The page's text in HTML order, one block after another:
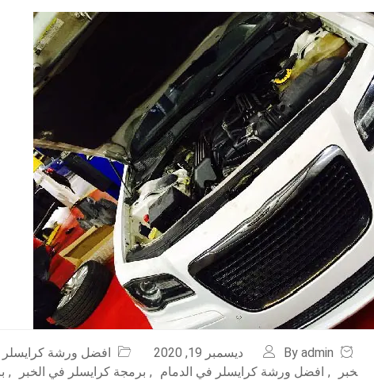
By admin ديسمبر 19, 2020 افضل ورشة كرايسلر
خبر
, افضل ورشة كرايسلر في الدمام , برمجة كرايسلر في الخبر ,